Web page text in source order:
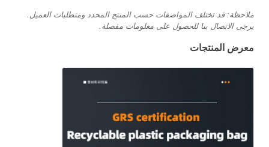
ملاحظة: قد تختلف المواصفات حسب المنتج المحدد ومتطلبات العميل.
يرجى الاتصال بنا للحصول على معلومات مفصلة.
معرض المنتجات